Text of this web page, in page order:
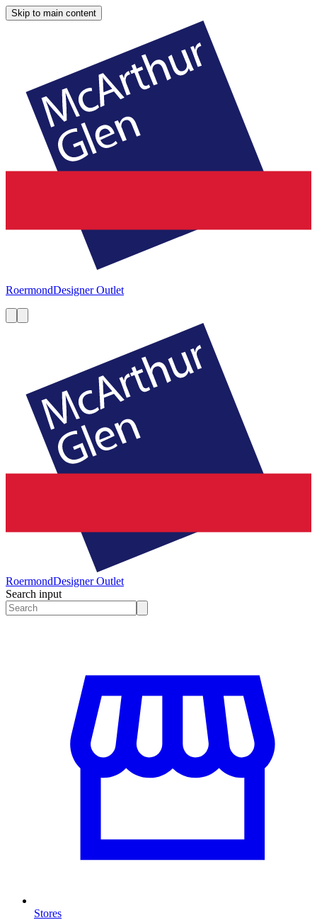
Skip to main content
RoermondDesigner Outlet
RoermondDesigner Outlet
Search input
Stores